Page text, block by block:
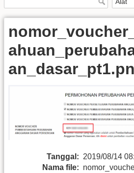
Tanggal: 2019/08/14
Nama file: